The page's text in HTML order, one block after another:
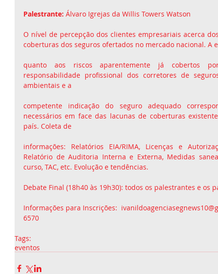
Palestrante: Álvaro Igrejas da Willis Towers Watson
O nível de percepção dos clientes empresariais acerca
coberturas dos seguros ofertados no mercado nacional. A
quanto aos riscos aparentemente já cobertos
responsabilidade profissional dos corretores de
ambientais e a
competente indicação do seguro adequado
necessários em face das lacunas de coberturas
país. Coleta de
informações: Relatórios EIA/RIMA, Licenças e
Relatório de Auditoria Interna e Externa, Medidas
curso, TAC, etc. Evolução e tendências.
Debate Final (18h40 às 19h30): todos os palestrantes e os
Informações para Inscrições:
6570
Tags:
eventos